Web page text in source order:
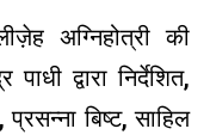
अग्निहोत्री की
द्वारा निर्देशित,
बिष्ट, साहिल